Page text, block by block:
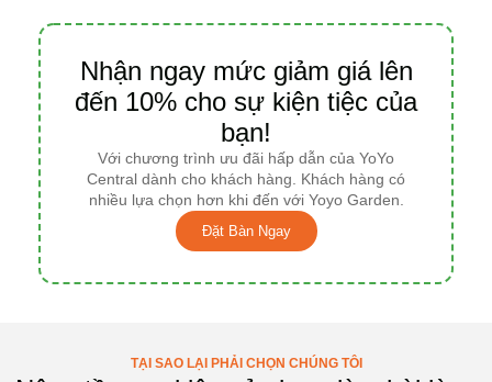
Nhận ngay mức giảm giá lên
đến 10% cho sự kiện tiệc của
bạn!
Với chương trình ưu đãi hấp dẫn của YoYo
Central dành cho khách hàng. Khách hàng có
nhiều lựa chọn hơn khi đến với Yoyo Garden.
Đặt Bàn Ngay
TẠI SAO LẠI PHẢI CHỌN CHÚNG TÔI